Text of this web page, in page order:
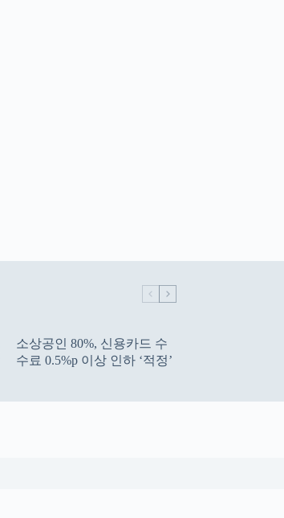
소상공인 80%, 신용카드 수
수료 0.5%p 이상 인하 ‘적정’